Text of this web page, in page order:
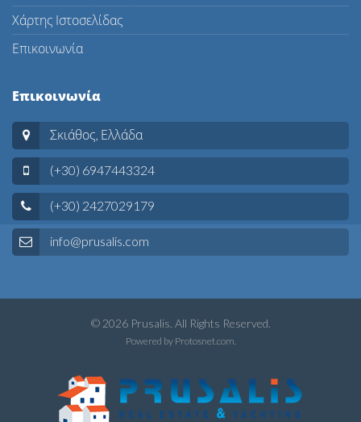
Χάρτης Ιστοσελίδας
Επικοινωνία
Επικοινωνία
Σκιάθος, Ελλάδα
(+30) 6947443324
(+30) 2427029179
info@prusalis.com
© 2026 Prusalis. All Rights Reserved.
Powered by Protosnet.com.